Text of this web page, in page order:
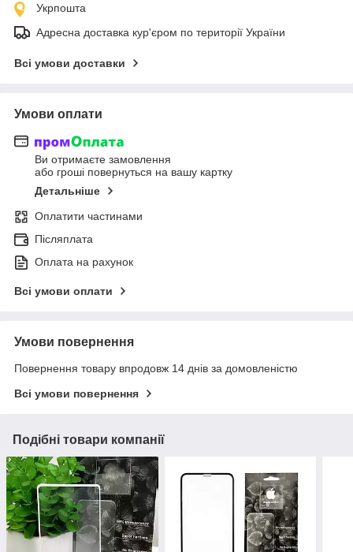
Укрпошта
Адресна доставка кур'єром по території України
Всі умови доставки
Умови оплати
Ви отримаєте замовлення
або гроші повернуться на вашу картку
Детальніше
Оплатити частинами
Післяплата
Оплата на рахунок
Всі умови оплати
Умови повернення
Повернення товару впродовж 14 днів за домовленістю
Всі умови повернення
Подібні товари компанії